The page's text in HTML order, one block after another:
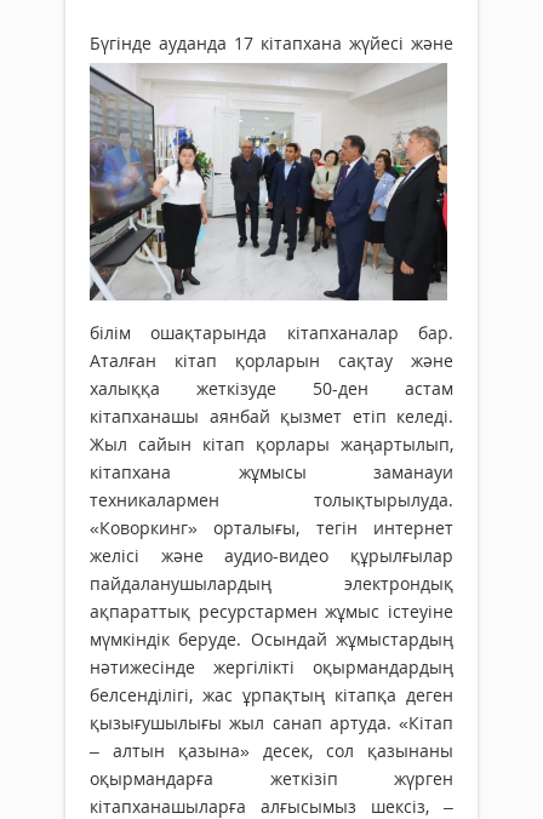
Бүгінде ауданда 17 кітапхана жүйесі және
білім ошақтарында кітапханалар бар.
Аталған кітап қорларын сақтау және
халыққа жеткізуде 50-ден астам
кітапханашы аянбай қызмет етіп келеді.
Жыл сайын кітап қорлары жаңартылып,
кітапхана жұмысы заманауи
техникалармен толықтырылуда.
«Коворкинг» орталығы, тегін интернет
желісі және аудио-видео құрылғылар
пайдаланушылардың электрондық
ақпараттық ресурстармен жұмыс істеуіне
мүмкіндік беруде. Осындай жұмыстардың
нәтижесінде жергілікті оқырмандардың
белсенділігі, жас ұрпақтың кітапқа деген
қызығушылығы жыл санап артуда. «Кітап
– алтын қазына» десек, сол қазынаны
оқырмандарға жеткізіп жүрген
кітапханашыларға алғысымыз шексіз, –